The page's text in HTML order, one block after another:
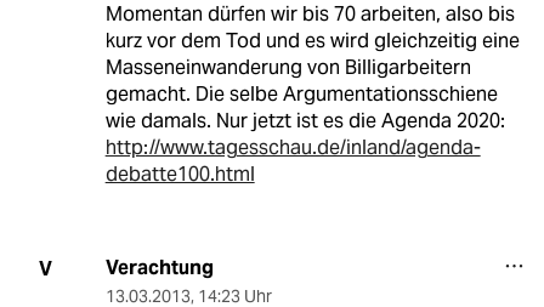
Momentan dürfen wir bis 70 arbeiten, also bis
kurz vor dem Tod und es wird gleichzeitig eine
Masseneinwanderung von Billigarbeitern
gemacht. Die selbe Argumentationsschiene
wie damals. Nur jetzt ist es die Agenda 2020:
http://www.tagesschau.de/inland/agenda-
debatte100.html
V Verachtung
13.03.2013, 14:23 Uhr